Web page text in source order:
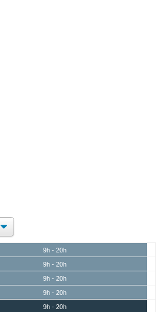
9h - 20h
9h - 20h
9h - 20h
9h - 20h
9h - 20h